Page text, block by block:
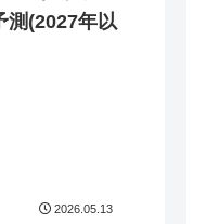
測(2027年以
2026.05.13